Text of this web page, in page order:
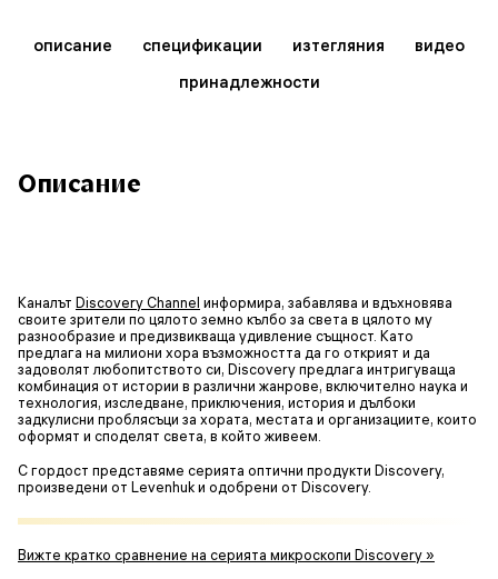
описание спецификации изтегляния
видео
принадлежности
Описание
Каналът Discovery Channel информира, забавлява и вдъхновява
своите зрители по цялото земно кълбо за света в цялото му
разнообразие и предизвикваща удивление същност. Като
предлага на милиони хора възможността да го открият и да
задоволят любопитството си, Discovery предлага интригуваща
комбинация от истории в различни жанрове, включително наука и
технология, изследване, приключения, история и дълбоки
задкулисни проблясъци за хората, местата и организациите, които
оформят и споделят света, в който живеем.
С гордост представяме серията оптични продукти Discovery,
произведени от Levenhuk и одобрени от Discovery.
Вижте кратко сравнение на серията микроскопи Discovery »